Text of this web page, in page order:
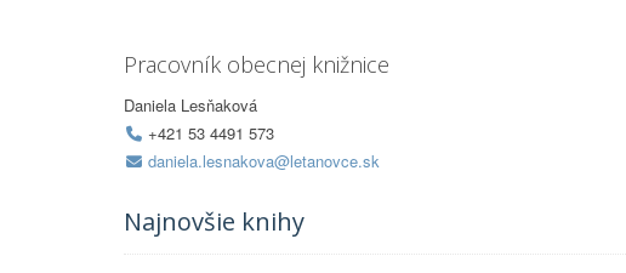
Pracovník obecnej knižnice
Daniela Lesňaková
+421 53 4491 573
daniela.lesnakova@letanovce.sk
Najnovšie knihy